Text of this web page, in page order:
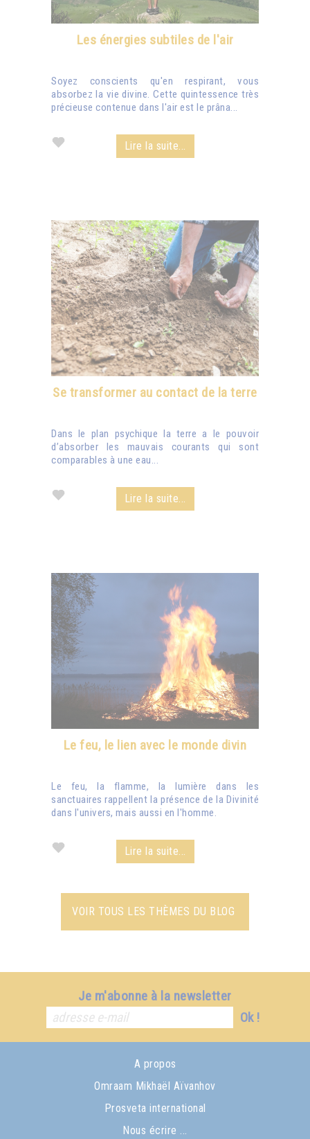
Les énergies subtiles de l'air
Soyez conscients qu'en respirant, vous
absorbez la vie divine. Cette quintessence très
précieuse contenue dans l'air est le prâna...
Lire la suite...
Se transformer au contact de la terre
Dans le plan psychique la terre a le pouvoir
d’absorber les mauvais courants qui sont
comparables à une eau...
Lire la suite...
Le feu, le lien avec le monde divin
Le feu, la flamme, la lumière dans les
sanctuaires rappellent la présence de la Divinité
dans l'univers, mais aussi en l'homme.
Lire la suite...
VOIR TOUS LES THÈMES DU BLOG
Je m'abonne à la newsletter
Ok !
A propos
Omraam Mikhaël Aïvanhov
Prosveta international
Nous écrire ...